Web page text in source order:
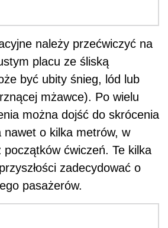
należy przećwiczyć na
placu ze śliską
być ubity śnieg, lód lub
mżawce). Po wielu
można dojść do skrócenia
nawet o kilka metrów, w
ćwiczeń. Te kilka
zadecydować o
pasażerów.